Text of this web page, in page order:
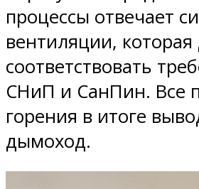
процессы отвечает
вентиляции,
соответствовать
СНиП и СанПин. Все
горения в итоге
дымоход.